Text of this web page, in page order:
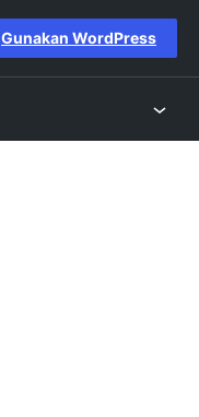
Gunakan WordPress